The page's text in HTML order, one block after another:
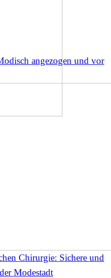
angezogen und vor
Chirurgie: Sichere und
Modestadt